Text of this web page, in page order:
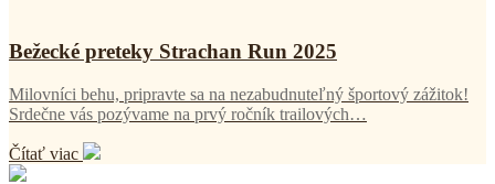
Bežecké preteky Strachan Run 2025
Milovníci behu, pripravte sa na nezabudnuteľný športový zážitok!
Srdečne vás pozývame na prvý ročník trailových…
Čítať viac